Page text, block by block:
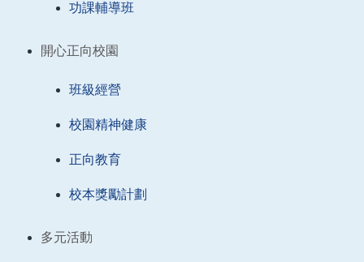
功課輔導班
開心正向校園
班級經營
校園精神健康
正向教育
校本獎勵計劃
多元活動